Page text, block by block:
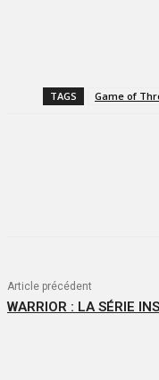
TAGS Game of
Article précédent
WARRIOR : LA SÉRIE